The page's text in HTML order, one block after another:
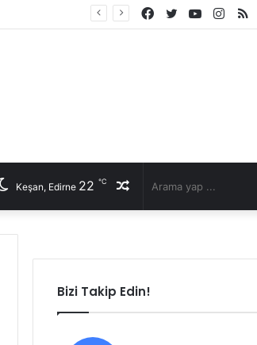
YouTube
Twitter
Facebook
Rastgele
Keşan, Edirne 22 ℃
Bizi Takip Edin!